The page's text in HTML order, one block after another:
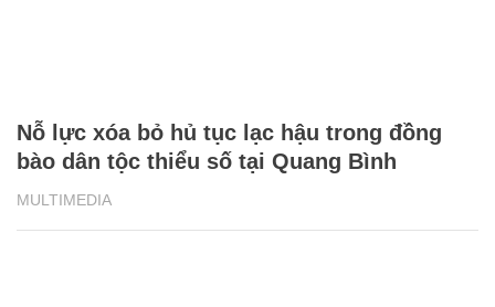
MULTIMEDIA
Nỗ lực xóa bỏ hủ tục lạc hậu trong đồng
bào dân tộc thiểu số tại Quang Bình